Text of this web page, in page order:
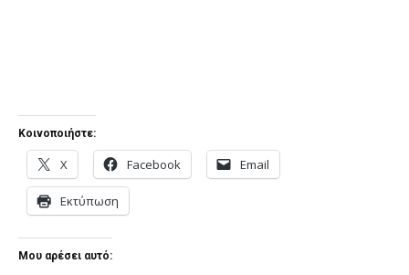
Κοινοποιήστε:
X Facebook Email
Εκτύπωση
Μου αρέσει αυτό: